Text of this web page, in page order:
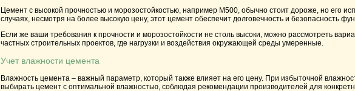
Цемент с высокой прочностью и морозостойкостью, например М500 , обычно стоит дороже, но его
случаях, несмотря на более высокую цену, этот цемент обеспечит долговечность и безопасность
Если же ваши требования к прочности и морозостойкости не столь высоки, можно рассмотреть
частных строительных проектов, где нагрузки и воздействия окружающей среды умеренные.
Учет влажности цемента
Влажность цемента – важный параметр, который также влияет на его цену. При избыточной
выбирать цемент с оптимальной влажностью, соблюдая рекомендации производителей для